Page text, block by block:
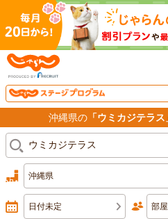
沖縄県の 「ウミカジテラス
沖縄県
日付未定 部